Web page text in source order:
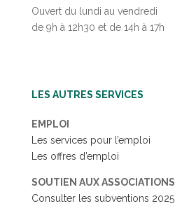
Ouvert du lundi au vendredi
de 9h à 12h30 et de 14h à 17h
LES AUTRES SERVICES
EMPLOI
Les services pour l’emploi
Les offres d’emploi
SOUTIEN AUX ASSOCIATIONS
Consulter les subventions 2025